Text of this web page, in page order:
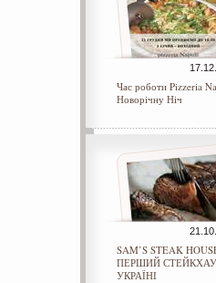
Час роботи Pizzeria
Новорічну Ніч
SAM’S STEAK
ПЕРШИЙ
УКРАЇНІ